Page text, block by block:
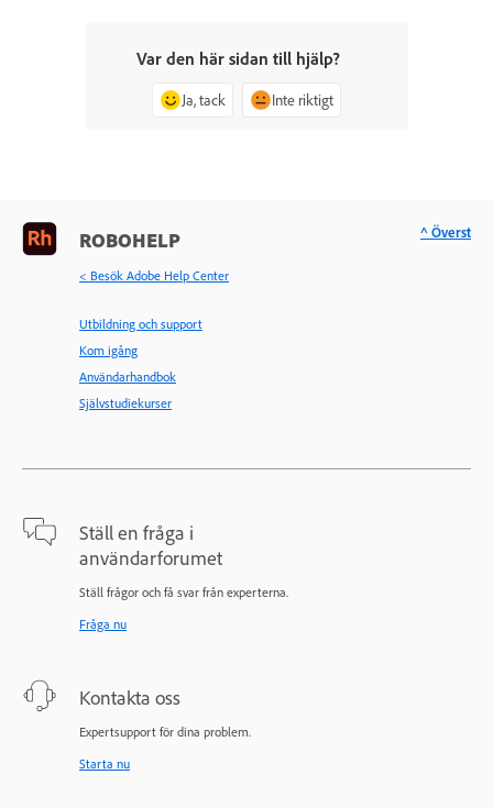
Var den här sidan till hjälp?
Ja, tack Inte riktigt
ROBOHELP
< Besök Adobe Help Center
Utbildning och support
Kom igång
Användarhandbok
Självstudiekurser
Ställ en fråga i
användarforumet
Ställ frågor och få svar från experterna.
Fråga nu
Kontakta oss
Expertsupport för dina problem.
Starta nu
^ Överst